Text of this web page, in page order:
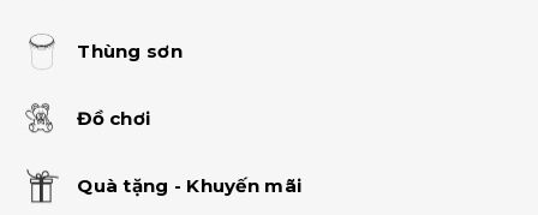
Thùng sơn
Đồ chơi
Quà tặng - Khuyến mãi